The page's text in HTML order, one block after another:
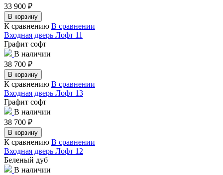
33 900 ₽
В корзину
К сравнению В сравнении
Входная дверь Лофт 11
Графит софт
В наличии
38 700 ₽
В корзину
К сравнению В сравнении
Входная дверь Лофт 13
Графит софт
В наличии
38 700 ₽
В корзину
К сравнению В сравнении
Входная дверь Лофт 12
Беленый дуб
В наличии